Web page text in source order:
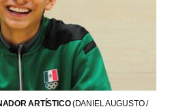
ARTÍSTICO(DANIEL AUGUSTO /